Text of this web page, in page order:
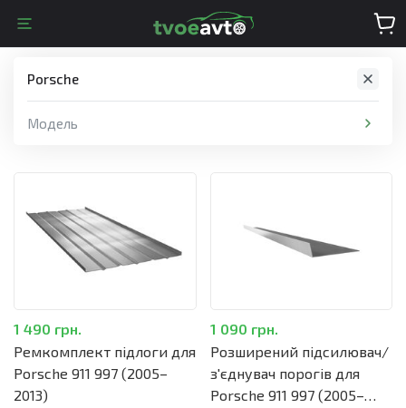
Porsche
Модель
Ремкомплект підлоги для
Porsche 911 997 (2005–
2013)
1 490 грн.
Розширений підсилювач/
з'єднувач порогів для
Porsche 911 997 (2005–
1 090 грн.